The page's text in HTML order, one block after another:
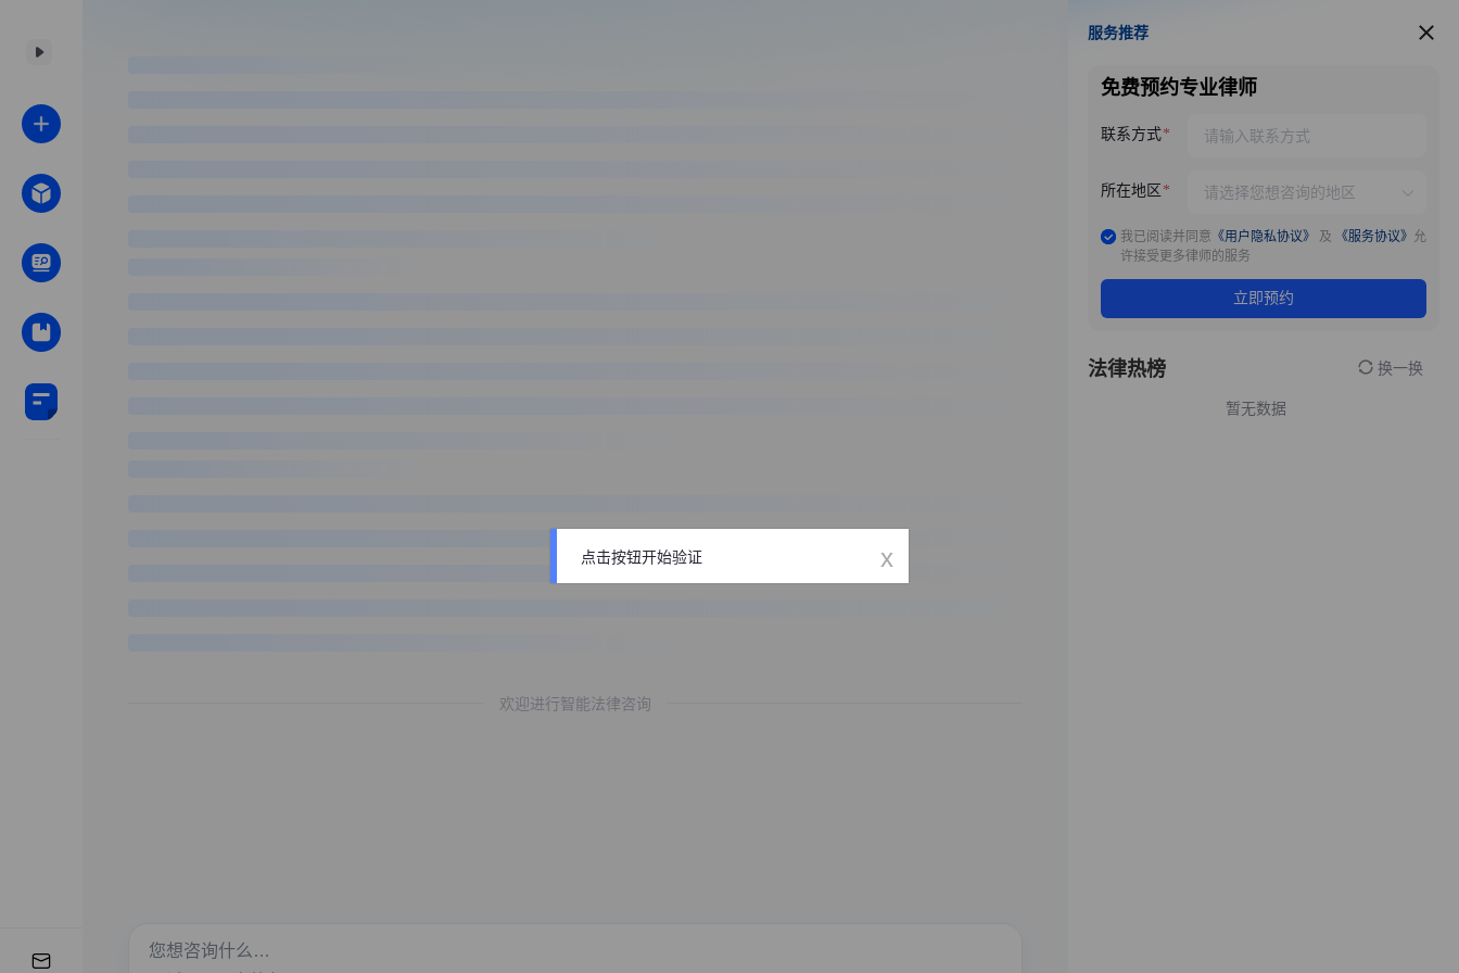
欢迎进行智能法律咨询
服务推荐
服务推荐
免费预约专业律师
联系方式
所在地区
我已阅读并同意 《用户隐私协议》 及 《服务协议》 允
许接受更多律师的服务
立即预约
法律热榜 换一换
暂无数据
点击按钮开始验证 x